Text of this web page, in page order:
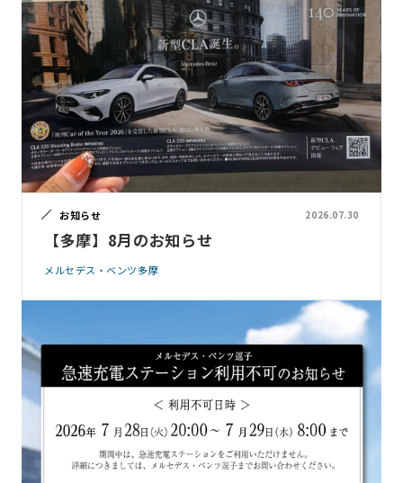
お知らせ 2026.07.30
【多摩】8月のお知らせ
メルセデス・ベンツ多摩